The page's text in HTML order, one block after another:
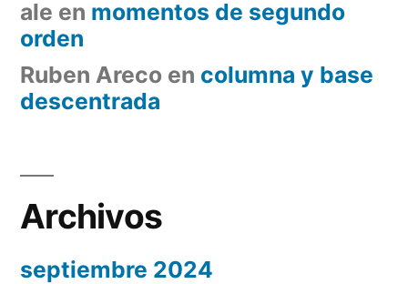
ale en momentos de segundo
orden
Ruben Areco en columna y base
descentrada
Archivos
septiembre 2024